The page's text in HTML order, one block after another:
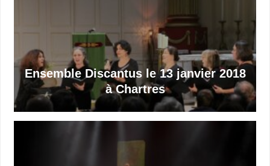
Ensemble Discantus le 13 janvier 2018
à Chartres